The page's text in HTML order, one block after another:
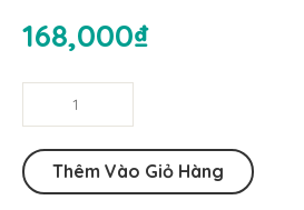
168,000₫
Áo
Đơn
Inox Thêm Vào Giỏ Hàng